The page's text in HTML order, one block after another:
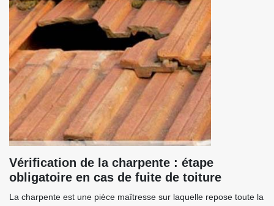
Vérification de la charpente : étape
obligatoire en cas de fuite de toiture
La charpente est une pièce maîtresse sur laquelle repose toute la